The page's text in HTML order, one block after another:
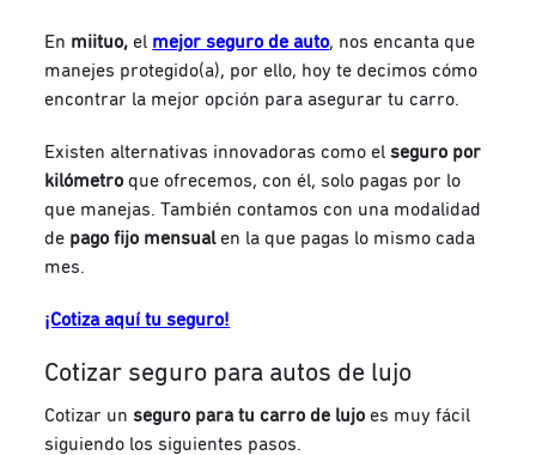
En miituo,el mejor seguro de auto, nos encanta que
manejes protegido(a), por ello, hoy te decimos cómo
encontrar la mejor opción para asegurar tu carro.
Existen alternativas innovadoras como elseguro por
kilómetro que ofrecemos, con él, solo pagas por lo
que manejas. También contamos con una modalidad
de pago fijo mensualen la que pagas lo mismo cada
mes.
¡Cotiza aquí tu seguro!
Cotizar seguro para autos de lujo
Cotizar unseguro para tu carro de lujoes muy fácil
siguiendo los siguientes pasos.